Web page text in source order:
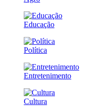
Educação
Política
Entretenimento
Cultura